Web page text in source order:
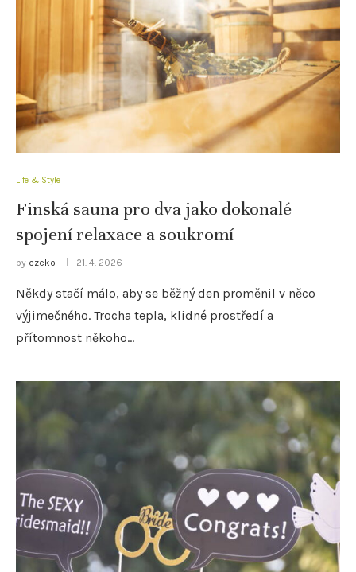
Life & Style
Finská sauna pro dva jako dokonalé
spojení relaxace a soukromí
by czeko 21. 4. 2026
Někdy stačí málo, aby se běžný den proměnil v něco
výjimečného. Trocha tepla, klidné prostředí a
přítomnost někoho…